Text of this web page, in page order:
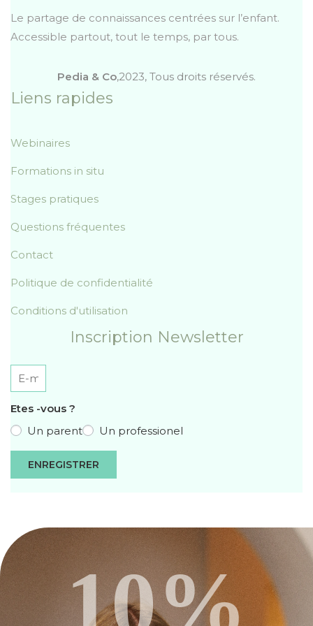
Le partage de connaissances centrées sur l’enfant.
Accessible partout, tout le temps, par tous.
Pedia & Co,2023, Tous droits réservés.
Liens rapides
Webinaires
Formations in situ
Stages pratiques
Questions fréquentes
Contact
Politique de confidentialité
Conditions d'utilisation
Inscription Newsletter
Etes -vous ?
Un parent
Un professionel
ENREGISTRER
10%